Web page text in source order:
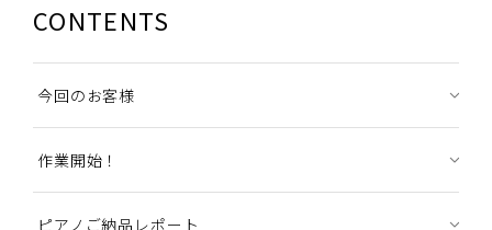
CONTENTS
今回のお客様
作業開始！
ピアノご納品レポート